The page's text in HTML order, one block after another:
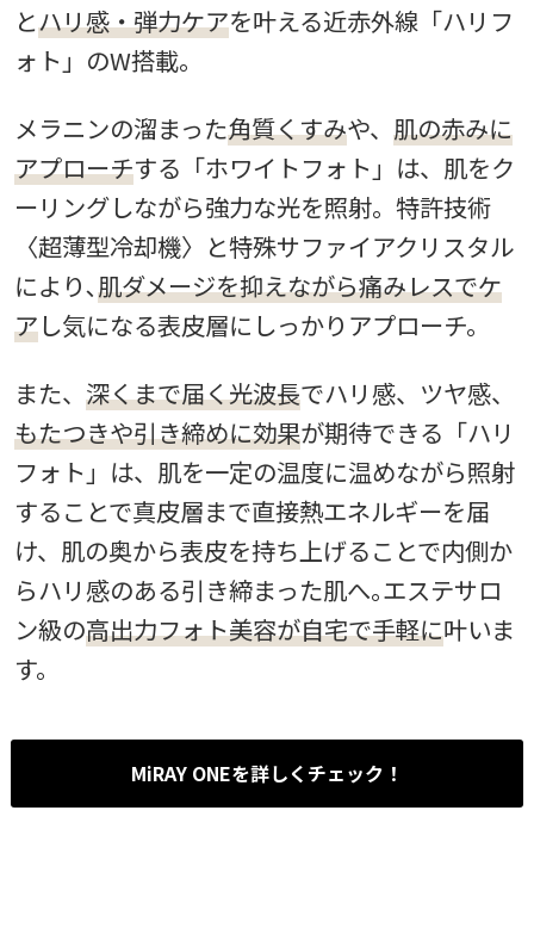
とハリ感・弾力ケアを叶える近⾚外線「ハリフ
ォト」のW搭載。
メラニンの溜まった角質くすみや、 肌の赤みに
アプローチする「ホワイトフォト」は、肌をク
ーリングしながら強力な光を照射。特許技術
〈超薄型冷却機〉と特殊サファイアクリスタル
により､肌ダメージを抑えながら痛みレスでケ
アし気になる表皮層にしっかりアプローチ。
また、 深くまで届く光波長でハリ感、ツヤ感、
もたつきや引き締めに効果が期待できる「ハリ
フォト」は、肌を一定の温度に温めながら照射
することで真皮層まで直接熱エネルギーを届
け、肌の奥から表皮を持ち上げることで内側か
らハリ感のある引き締まった肌へ｡エステサロ
ン級の高出力フォト美容が自宅で手軽に叶いま
す。
MiRAY ONEを詳しくチェック！